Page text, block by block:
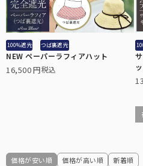
100%遮光 つば裏遮光
NEW ペーパーラフィアハット
16,500 税込
価格が安い順 価格が高い順 新着順